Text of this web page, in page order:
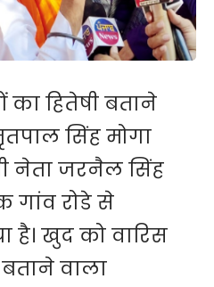
हितेषी बताने
सिंह मोगा
नेता जरनैल सिंह
गांव रोडे से
है। खुद को वारिस
वाला